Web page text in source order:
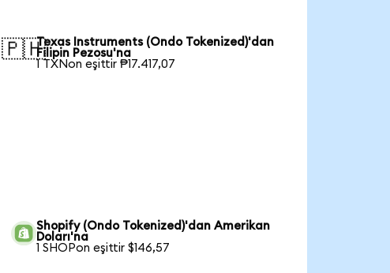
🇵🇭Texas Instruments (Ondo Tokenized)'dan
Filipin Pezosu'na
1 TXNon eşittir ₱17.417,07
Shopify (Ondo Tokenized)'dan Amerikan
Doları'na
1 SHOPon eşittir $146,57